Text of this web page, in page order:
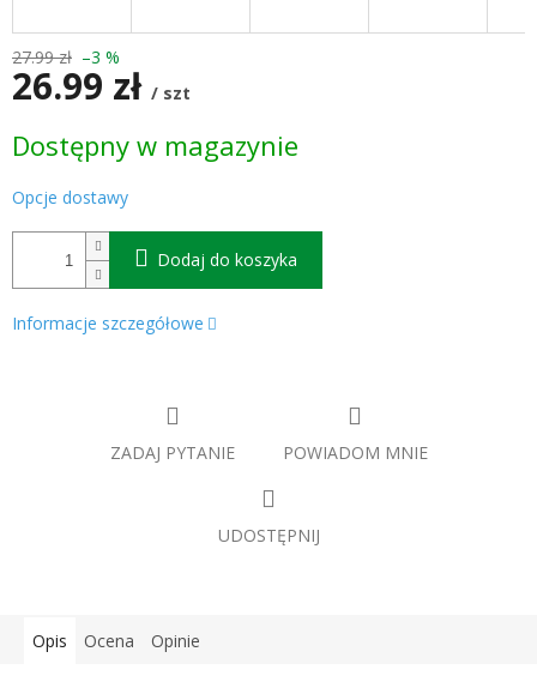
27.99 zł –3 %
26.99 zł / szt
jednostkowa:
Dostępny w magazynie
Opcje dostawy
Dodaj do koszyka
Informacje szczegółowe
ZADAJ PYTANIE POWIADOM MNIE
UDOSTĘPNIJ
Opis Ocena Opinie